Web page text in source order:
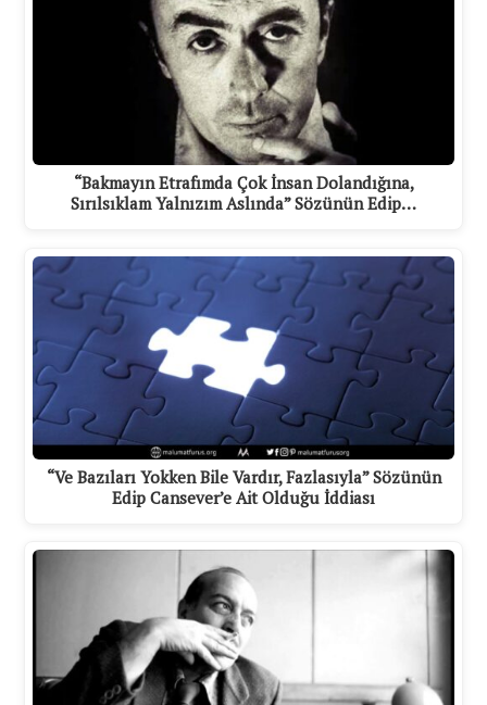
“Bakmayın Etrafımda Çok İnsan Dolandığına,
Sırılsıklam Yalnızım Aslında” Sözünün Edip…
“Ve Bazıları Yokken Bile Vardır, Fazlasıyla” Sözünün
Edip Cansever’e Ait Olduğu İddiası